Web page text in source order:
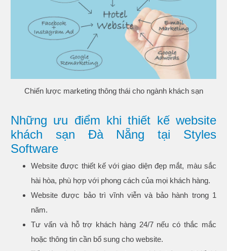
Chiến lược marketing thông thái cho ngành khách sạn
Những ưu điểm khi thiết kế website
khách sạn Đà Nẵng tại Styles
Software
Website được thiết kế với giao diện đẹp mắt, màu sắc
hài hòa, phù hợp với phong cách của mọi khách hàng.
Website được bảo trì vĩnh viễn và bảo hành trong 1
năm.
Tư vấn và hỗ trợ khách hàng 24/7 nếu có thắc mắc
hoặc thông tin cần bổ sung cho website.